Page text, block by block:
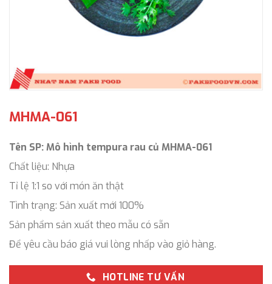
MHMA-061
Tên SP: Mô hình tempura rau củ MHMA-061
Chất liệu: Nhựa
Tỉ lệ 1:1 so với món ăn thật
Tình trạng: Sản xuất mới 100%
Sản phẩm sản xuất theo mẫu có sẵn
Để yêu cầu báo giá vui lòng nhấp vào giỏ hàng.
HOTLINE TƯ VẤN